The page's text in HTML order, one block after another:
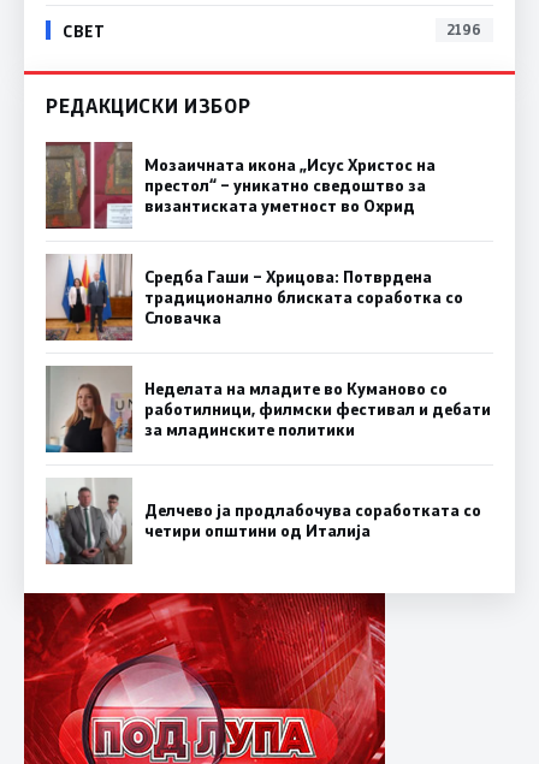
СВЕТ 2196
РЕДАКЦИСКИ ИЗБОР
Мозаичната икона „Исус Христос на
престол“ – уникатно сведоштво за
византиската уметност во Охрид
Средба Гаши – Хрицова: Потврдена
традиционално блиската соработка со
Словачка
Неделата на младите во Куманово со
работилници, филмски фестивал и дебати
за младинските политики
Делчево ја продлабочува соработката со
четири општини од Италија